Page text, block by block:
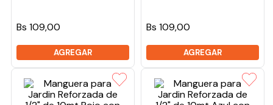
Bs 109,00
AGREGAR
Bs 109,00
AGREGAR